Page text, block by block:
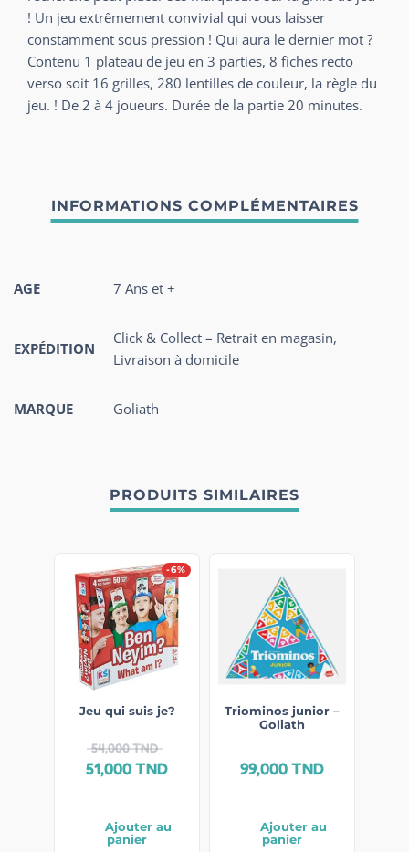
! Un jeu extrêmement convivial qui vous laisser
constamment sous pression ! Qui aura le dernier mot ?
Contenu 1 plateau de jeu en 3 parties, 8 fiches recto
verso soit 16 grilles, 280 lentilles de couleur, la règle du
jeu. ! De 2 à 4 joueurs. Durée de la partie 20 minutes.
AGE 7 Ans et +
EXPÉDITION
Click & Collect – Retrait en magasin,
Livraison à domicile
MARQUE Goliath
PRODUITS SIMILAIRES
-6%
Jeu qui suis je?
54,000TND
51,000TND
Ajouter au
panier
Triominos junior –
Goliath
99,000TND
Ajouter au
panier